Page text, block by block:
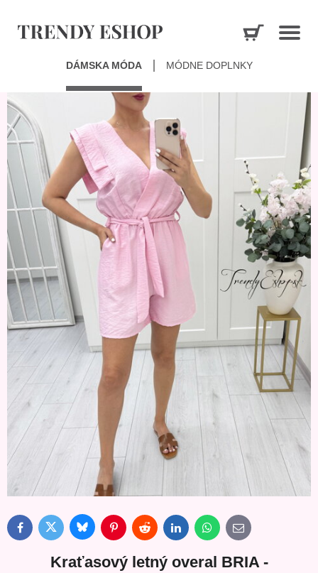
DÁMSKA MÓDA MÓDNE DOPLNKY
FacebookTwitter BlueskyPinterestReddit LinkedInWhatsApp
E-
mail
Kraťasový letný overal BRIA -